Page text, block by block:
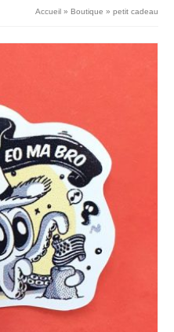
Accueil » Boutique » petit cadeau